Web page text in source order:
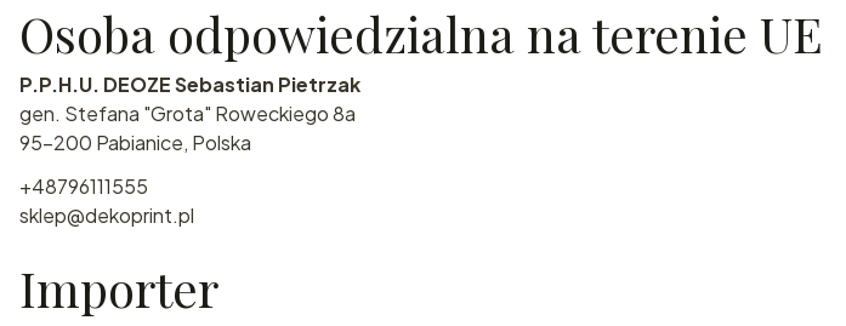
Osoba odpowiedzialna na terenie UE
P.P.H.U. DEOZE Sebastian Pietrzak
gen. Stefana "Grota" Roweckiego 8a
95-200 Pabianice, Polska
+48796111555
sklep@dekoprint.pl
Importer